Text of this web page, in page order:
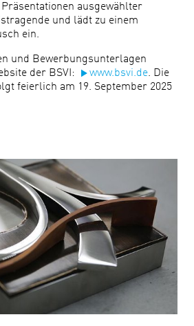
Präsentationen ausgewählter
und lädt zu einem
ein.
und Bewerbungsunterlagen
der BSVI:
www.bsvi.de. Die
feierlich am 19. September 2025